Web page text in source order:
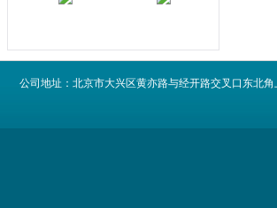
公司地址：北京市大兴区黄亦路与经开路交叉口东北